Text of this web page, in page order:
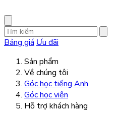
Bảng giá Ưu đãi
Sản phẩm
Về chúng tôi
Góc học tiếng Anh
Góc học viên
Hỗ trợ khách hàng